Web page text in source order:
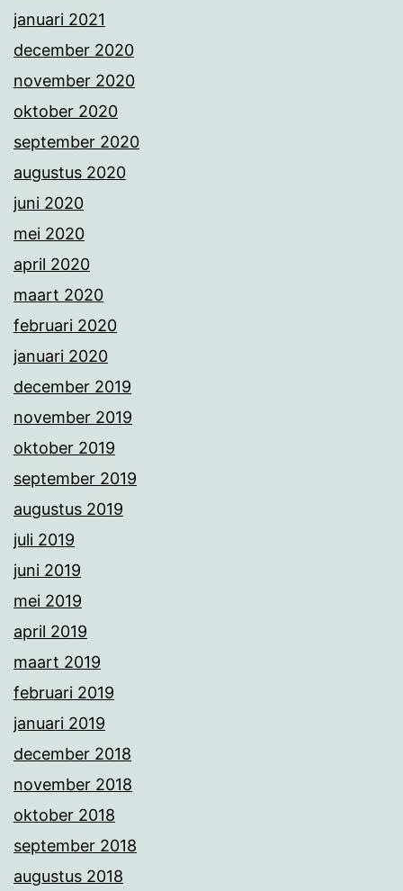
januari 2021
december 2020
november 2020
oktober 2020
september 2020
augustus 2020
juni 2020
mei 2020
april 2020
maart 2020
februari 2020
januari 2020
december 2019
november 2019
oktober 2019
september 2019
augustus 2019
juli 2019
juni 2019
mei 2019
april 2019
maart 2019
februari 2019
januari 2019
december 2018
november 2018
oktober 2018
september 2018
augustus 2018